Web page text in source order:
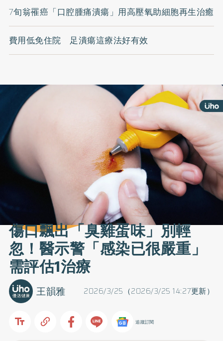
7旬翁罹癌「口腔腫痛潰瘍」用高壓氧助細胞再生治癒
費用低免住院 足潰瘍這療法好有效
傷口飄出「臭雞蛋味」別輕
忽！醫示警「感染已很嚴重」
需評估1治療
2026/3/25（2026/3/25 14:27更新）
王韻雅
追蹤訂閱